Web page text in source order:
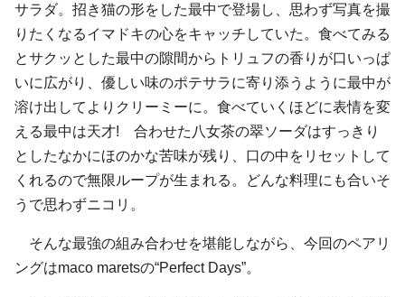
サラダ。招き猫の形をした最中で登場し、思わず写真を撮
りたくなるイマドキの心をキャッチしていた。食べてみる
とサクッとした最中の隙間からトリュフの香りが口いっぱ
いに広がり、優しい味のポテサラに寄り添うように最中が
溶け出してよりクリーミーに。食べていくほどに表情を変
える最中は天才! 合わせた八女茶の翠ソーダはすっきり
としたなかにほのかな苦味が残り、口の中をリセットして
くれるので無限ループが生まれる。どんな料理にも合いそ
うで思わずニコリ。
そんな最強の組み合わせを堪能しながら、今回のペアリ
ングはmaco maretsの“Perfect Days”。